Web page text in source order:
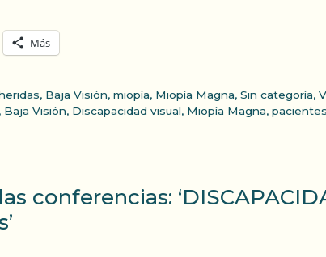
Más
, Baja Visión, miopía, Miopía Magna, Sin categoría,
, Baja Visión, Discapacidad visual, Miopía Magna, pacientes
conferencias: